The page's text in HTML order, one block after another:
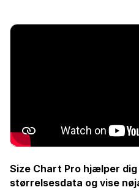
Size Chart Pro hjælper
størrelsesdata og vise